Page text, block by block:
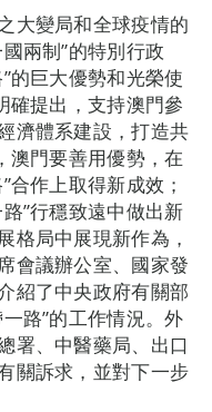
大變局和全球疫情的
兩制”的特別行政
的巨大優勢和光榮使
確提出，支持澳門參
濟體系建設，打造共
澳門要善用優勢，在
合作上取得新成效；
”行穩致遠中做出新
格局中展現新作為，
會議辦公室、國家發
紹了中央政府有關部
路”的工作情況。外
署、中醫藥局、出口
關訴求，並對下一步